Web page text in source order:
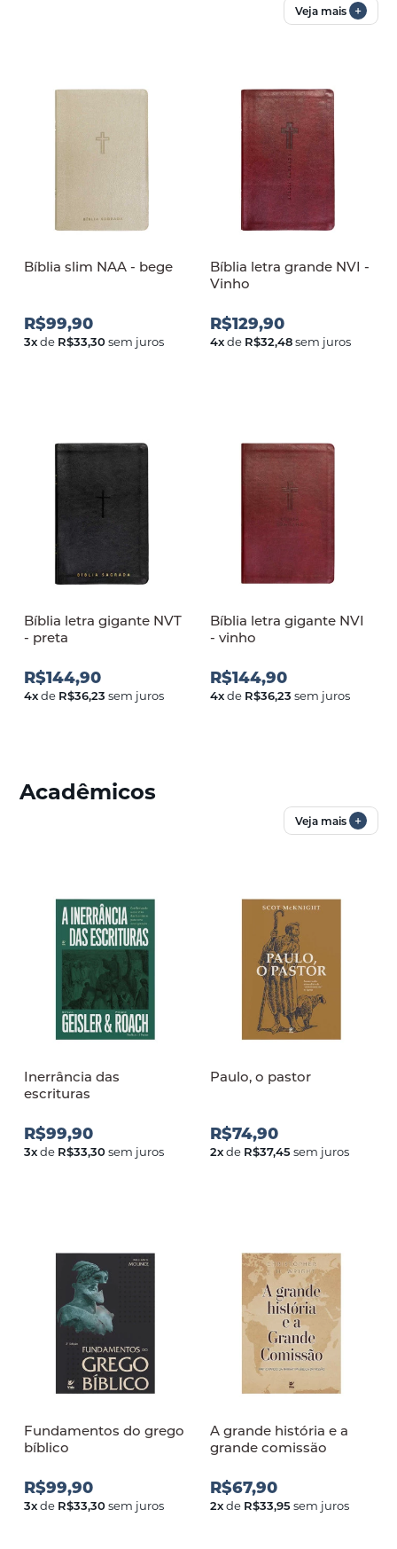
Veja mais +
Bíblia slim NAA - bege
R$99,90
3xde R$33,30sem juros
Bíblia letra grande NVI -
Vinho
R$129,90
4xde R$32,48sem juros
Bíblia letra gigante NVT
- preta
R$144,90
4xde R$36,23 sem juros
Bíblia letra gigante NVI
- vinho
R$144,90
4xde R$36,23 sem juros
Acadêmicos
Veja mais +
Inerrância das
escrituras
R$99,90
3xde R$33,30sem juros
Paulo, o pastor
R$74,90
2xde R$37,45sem juros
Fundamentos do grego
bíblico
R$99,90
3xde R$33,30sem juros
A grande história e a
grande comissão
R$67,90
2xde R$33,95sem juros